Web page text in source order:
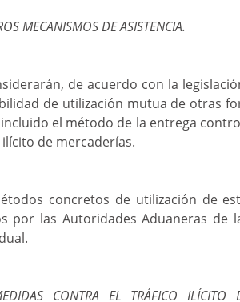
MECANISMOS DE ASISTENCIA.
de acuerdo con la
de utilización mutua de otras
el método de la entrega
de mercaderías.
concretos de utilización de
por las Autoridades Aduaneras de
CONTRA EL TRÁFICO ILÍCITO